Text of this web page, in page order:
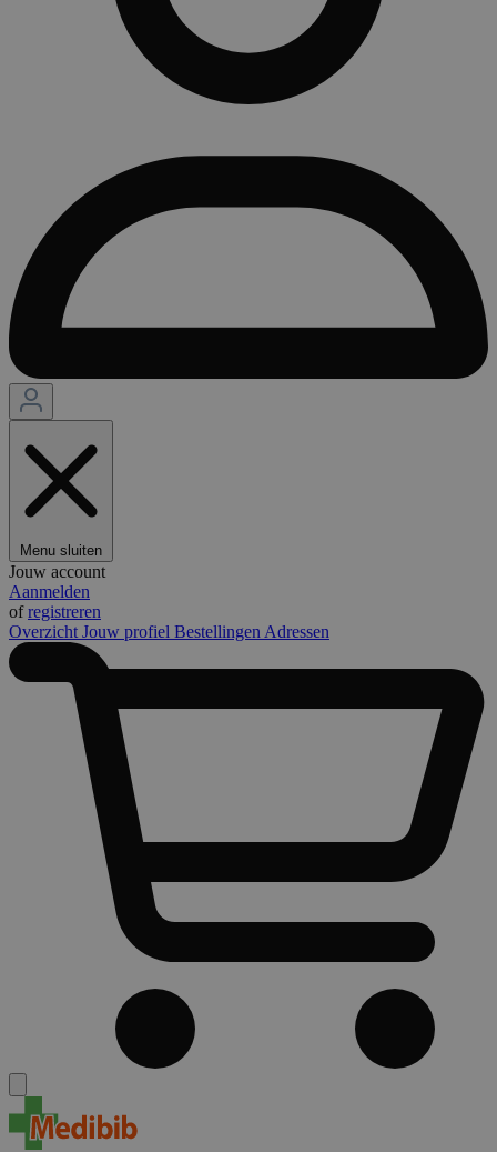
Menu sluiten
Jouw account
Aanmelden
ofregistreren
Overzicht Jouw profiel Bestellingen Adressen